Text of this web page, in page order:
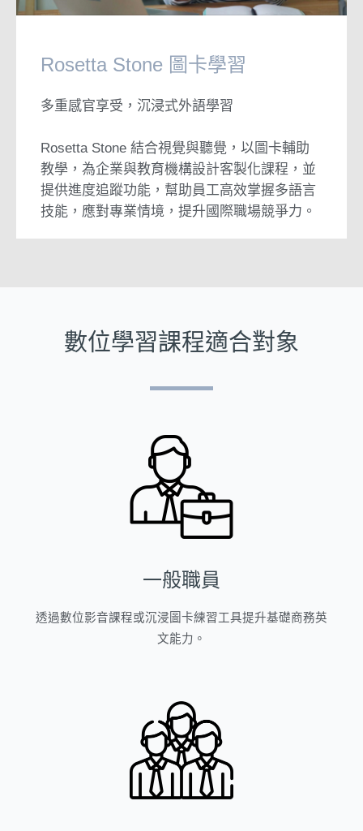
Rosetta Stone 圖卡學習
多重感官享受，沉浸式外語學習
Rosetta Stone 結合視覺與聽覺，以圖卡輔助
教學，為企業與教育機構設計客製化課程，並
提供進度追蹤功能，幫助員工高效掌握多語言
技能，應對專業情境，提升國際職場競爭力。
數位學習課程適合對象
一般職員
透過數位影音課程或沉浸圖卡練習工具提升基礎商務英
文能力。